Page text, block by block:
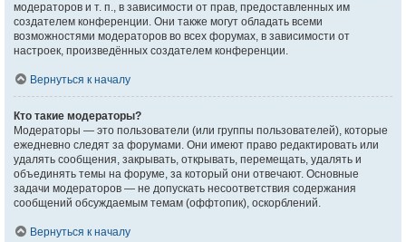
модераторов и т. п., в зависимости от прав, предоставленных им
создателем конференции. Они также могут обладать всеми
возможностями модераторов во всех форумах, в зависимости от
настроек, произведённых создателем конференции.
Вернуться к началу
Кто такие модераторы?
Модераторы — это пользователи (или группы пользователей), которые
ежедневно следят за форумами. Они имеют право редактировать или
удалять сообщения, закрывать, открывать, перемещать, удалять и
объединять темы на форуме, за который они отвечают. Основные
задачи модераторов — не допускать несоответствия содержания
сообщений обсуждаемым темам (оффтопик), оскорблений.
Вернуться к началу